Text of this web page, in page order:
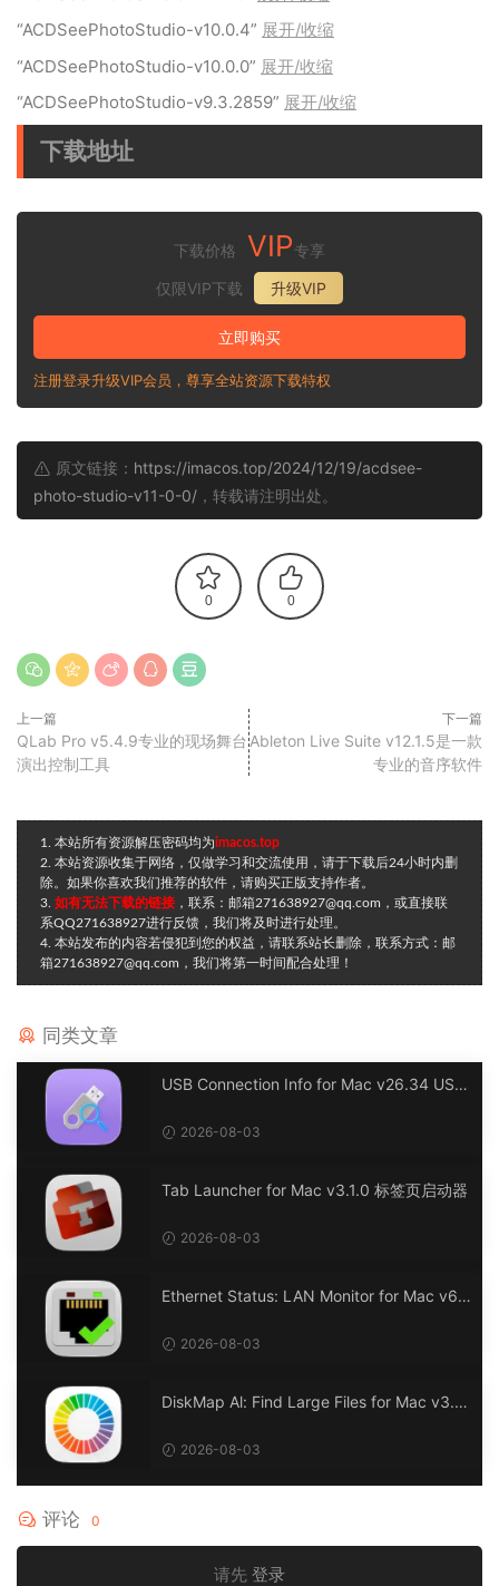
“ACDSeePhotoStudio-v10.0.4” 展开/收缩
“ACDSeePhotoStudio-v10.0.0” 展开/收缩
“ACDSeePhotoStudio-v9.3.2859” 展开/收缩
下载地址
下载价格 VIP专享
仅限VIP下载
升级VIP
立即购买
注册登录升级VIP会员，尊享全站资源下载特权
原文链接： https://imacos.top/2024/12/19/acdsee-
photo-studio-v11-0-0/ ，转载请注明出处。
0 0
上一篇
QLab Pro v5.4.9专业的现场舞台
演出控制工具
下一篇
Ableton Live Suite v12.1.5是一款
专业的音序软件
1. 本站所有资源解压密码均为imacos.top
2. 本站资源收集于网络，仅做学习和交流使用，请于下载后24小时内删
除。如果你喜欢我们推荐的软件，请购买正版支持作者。
3. 如有无法下载的链接 ，联系：邮箱271638927@qq.com，或直接联
系QQ271638927进行反馈，我们将及时进行处理。
4. 本站发布的内容若侵犯到您的权益，请联系站长删除，联系方式：邮
箱271638927@qq.com，我们将第一时间配合处理！
同类文章
USB Connection Info for Mac v26.34 USB
2026-08-03
Tab Launcher for Mac v3.1.0 标签页启动器
2026-08-03
Ethernet Status: LAN Monitor for Mac v6.
2026-08-03
DiskMap Al: Find Large Files for Mac v3.1
2026-08-03
评论 0
请先 登录